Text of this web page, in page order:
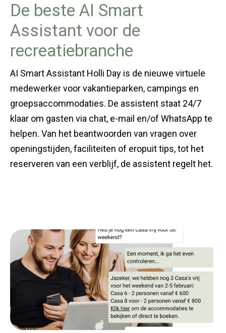
De beste AI Smart
Assistant voor de
recreatiebranche
AI Smart Assistant Holli Day is de nieuwe virtuele
medewerker voor vakantieparken, campings en
groepsaccommodaties. De assistent staat 24/7
klaar om gasten via chat, e-mail en/of WhatsApp te
helpen. Van het beantwoorden van vragen over
openingstijden, faciliteiten of eropuit tips, tot het
reserveren van een verblijf, de assistent regelt het.